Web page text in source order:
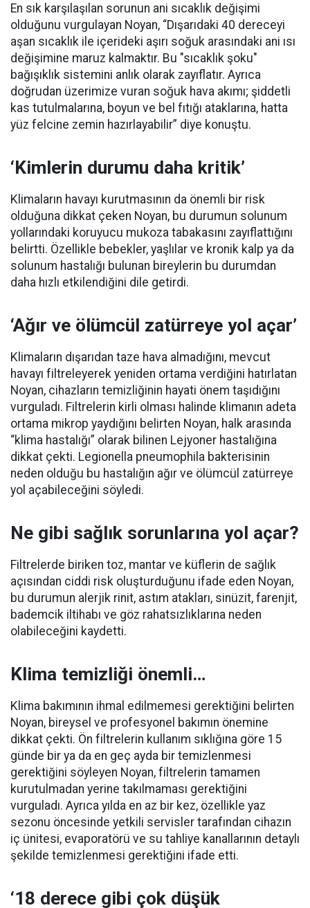
En sık karşılaşılan sorunun ani sıcaklık değişimi
olduğunu vurgulayan Noyan, “Dışarıdaki 40 dereceyi
aşan sıcaklık ile içerideki aşırı soğuk arasındaki ani ısı
değişimine maruz kalmaktır. Bu "sıcaklık şoku"
bağışıklık sistemini anlık olarak zayıflatır. Ayrıca
doğrudan üzerimize vuran soğuk hava akımı; şiddetli
kas tutulmalarına, boyun ve bel fıtığı ataklarına, hatta
yüz felcine zemin hazırlayabilir” diye konuştu.
‘Kimlerin durumu daha kritik’
Klimaların havayı kurutmasının da önemli bir risk
olduğuna dikkat çeken Noyan, bu durumun solunum
yollarındaki koruyucu mukoza tabakasını zayıflattığını
belirtti. Özellikle bebekler, yaşlılar ve kronik kalp ya da
solunum hastalığı bulunan bireylerin bu durumdan
daha hızlı etkilendiğini dile getirdi.
‘Ağır ve ölümcül zatürreye yol açar’
Klimaların dışarıdan taze hava almadığını, mevcut
havayı filtreleyerek yeniden ortama verdiğini hatırlatan
Noyan, cihazların temizliğinin hayati önem taşıdığını
vurguladı. Filtrelerin kirli olması halinde klimanın adeta
ortama mikrop yaydığını belirten Noyan, halk arasında
“klima hastalığı” olarak bilinen Lejyoner hastalığına
dikkat çekti. Legionella pneumophila bakterisinin
neden olduğu bu hastalığın ağır ve ölümcül zatürreye
yol açabileceğini söyledi.
Ne gibi sağlık sorunlarına yol açar?
Filtrelerde biriken toz, mantar ve küflerin de sağlık
açısından ciddi risk oluşturduğunu ifade eden Noyan,
bu durumun alerjik rinit, astım atakları, sinüzit, farenjit,
bademcik iltihabı ve göz rahatsızlıklarına neden
olabileceğini kaydetti.
Klima temizliği önemli…
Klima bakımının ihmal edilmemesi gerektiğini belirten
Noyan, bireysel ve profesyonel bakımın önemine
dikkat çekti. Ön filtrelerin kullanım sıklığına göre 15
günde bir ya da en geç ayda bir temizlenmesi
gerektiğini söyleyen Noyan, filtrelerin tamamen
kurutulmadan yerine takılmaması gerektiğini
vurguladı. Ayrıca yılda en az bir kez, özellikle yaz
sezonu öncesinde yetkili servisler tarafından cihazın
iç ünitesi, evaporatörü ve su tahliye kanallarının detaylı
şekilde temizlenmesi gerektiğini ifade etti.
‘18 derece gibi çok düşük